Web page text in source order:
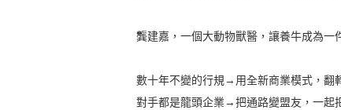
龔建嘉，一個大動物獸醫，讓養牛成為一
數十年不變的行規→用全新商業模式，翻
對手都是龍頭企業→把通路變盟友，一起